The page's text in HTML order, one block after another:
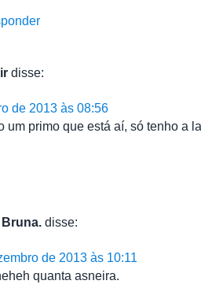
disse:
de 2013 às 08:56
um primo que está aí, só tenho a
Bruna. disse:
de 2013 às 10:11
quanta asneira.